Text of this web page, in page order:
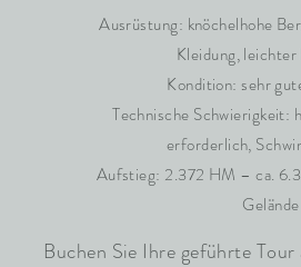
Ausrüstung: knöchelhohe
Kleidung, leichter
Kondition: sehr
Technische Schwierigkeit:
erforderlich,
Aufstieg: 2.372 HM – ca.
Gelände
Buchen Sie Ihre geführte